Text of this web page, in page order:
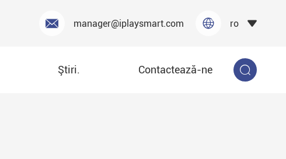
 manager@iplaysmart.com  ro 
Ştiri. Contactează-ne 